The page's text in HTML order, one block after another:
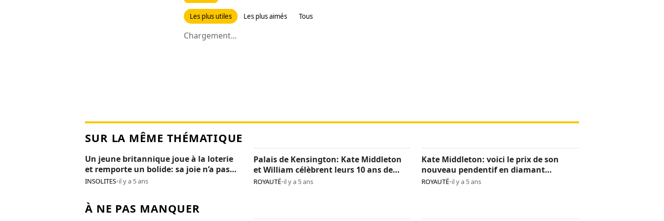
Les plus utiles Les plus aimés Tous
Chargement...
SUR LA MÊME THÉMATIQUE
Un jeune britannique joue à la loterie
et remporte un bolide: sa joie n’a pas
duré 24H
INSOLITES•il y a 5 ans
Palais de Kensington: Kate Middleton
et William célèbrent leurs 10 ans de
mariage (photos)
ROYAUTÉ•il y a 5 ans
Kate Middleton: voici le prix de son
nouveau pendentif en diamant
(photos)
ROYAUTÉ•il y a 5 ans
À NE PAS MANQUER